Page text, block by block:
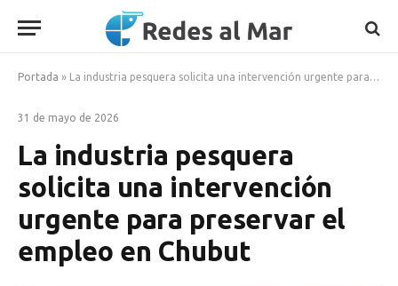
Portada » La industria pesquera solicita una intervención urgente para preservar el empleo en Chubut
31 de mayo de 2026
La industria pesquera
solicita una intervención
urgente para preservar el
empleo en Chubut